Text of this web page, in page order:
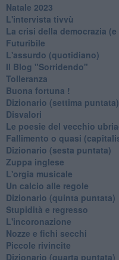
Natale 2023
L'intervista tivvù
La crisi della democrazia
Futuribile
L'assurdo (quotidiano)
Il Blog "Sorridendo"
Tolleranza
Buona fortuna !
​Dizionario (settima puntata)
Disvalori
Le poesie del vecchio
Fallimento o quasi
Dizionario (sesta puntata)
Zuppa inglese
L'orgia musicale
Un calcio alle regole
Dizionario (quinta puntata)
Stupidità e regresso
L'incoronazione
Nozze e fichi secchi
Piccole rivincite
​Dizionario (quarta puntata)